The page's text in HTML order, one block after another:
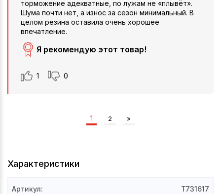
Характеристики
Артикул: T731617
торможение адекватные, по лужам не «плывёт».
Шума почти нет, а износ за сезон минимальный. В
целом резина оставила очень хорошее
впечатление.
Я рекомендую этот товар!
1 0
1 2 »